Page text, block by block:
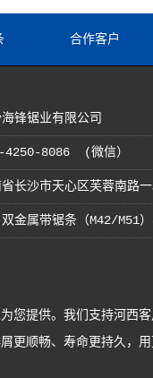
合作客户
锋锯业有限公司
4250-8086 (微信）
长沙市天心区芙蓉南路
金属带锯条（M42/M51
您提供。我们支持河
更顺畅、寿命更持久